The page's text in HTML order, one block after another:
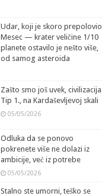
Udar, koji je skoro prepolovio
Mesec — krater veličine 1/10
planete ostavilo je nešto više,
od samog asteroida
Zašto smo još uvek, civilizacija
Tip 1., na Kardaševljevoj skali
05/05/2026
Odluka da se ponovo
pokrenete više ne dolazi iz
ambicije, već iz potrebe
05/05/2026
Stalno ste umorni, teško se